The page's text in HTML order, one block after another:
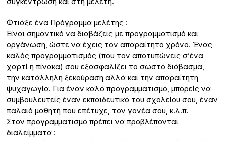
Φτιάξε ένα Πρόγραμμα μελέτης :
Είναι σημαντικό να διαβάζεις με προγραμματισμό και
οργάνωση, ώστε να έχεις τον απαραίτητο χρόνο. Ένας
καλός προγραμματισμός (που τον αποτυπώνεις σ’ένα
χαρτί η πίνακα) σου εξασφαλίζει το σωστό διάβασμα,
την κατάλληλη ξεκούραση αλλά και την απαραίτητη
ψυχαγωγία. Για έναν καλό προγραμματισμό, μπορείς να
συμβουλευτείς έναν εκπαιδευτικό του σχολείου σου, έναν
παλαιό μαθητή που επέτυχε, τον γονέα σου, κ.λ.π.
Στον προγραμματισμό πρέπει να προβλέπονται
διαλείμματα :